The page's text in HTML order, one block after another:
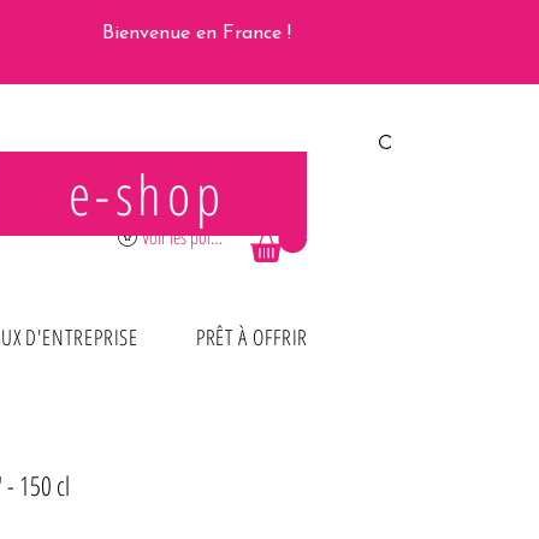
Voir les points
Bienvenue en France !
Se connecter
e-shop
- 150 cl
D'ENTREPRISE PRÊT À OFFRIR